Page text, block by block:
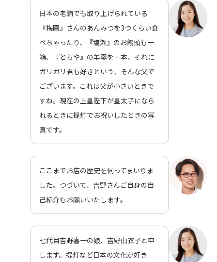
日本の老舗でも取り上げられている
『梅園』さんのあんみつを3つくらい食
べちゃったり、『塩瀬』のお饅頭も一
箱、『とらや』の羊羹を一本、それに
ガリガリ君も好きという、そんな父で
ございます。これは父が小さいときで
すね。現在の上皇陛下が皇太子になら
れるときに提灯でお祝いしたときの写
真です。
ここまでお店の歴史を伺ってまいりま
した。つづいて、吉野さんご自身の自
己紹介もお願いいたします。
七代目吉野喜一の娘、吉野由衣子と申
します。提灯など日本の文化が好き